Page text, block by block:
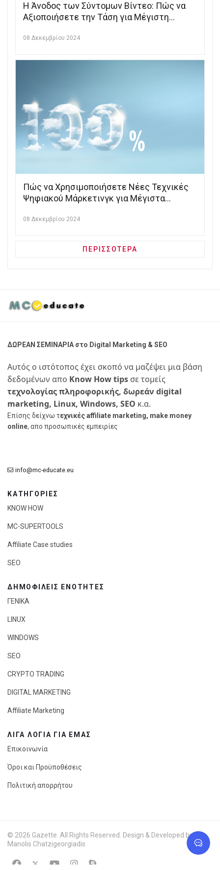
Η Άνοδος των Σύντομων Βίντεο: Πώς να
Αξιοποιήσετε την Τάση για Μέγιστη
08 Δεκεμβρίου 2024
Πώς να Χρησιμοποιήσετε Νέες Τεχνικές
Ψηφιακού Μάρκετινγκ για Μέγιστα
08 Δεκεμβρίου 2024
ΠΕΡΙΣΣΟΤΕΡΑ
ΔΩΡΕΑΝ ΣΕΜΙΝΑΡΙΑ στο Digital Marketing & SEO
Αυτός ο ιστότοπος έχει σκοπό να μαζέψει μια βάση
δεδομένων απο Know How tips σε τομείς
τεχνολογίας πληροφορικής, δωρεάν digital
marketing, Linux, Windows, SEO κ.α.
Επίσης δείχνω τεχνικές affiliate marketing, make money
online, απο προσωπικές εμπειρίες
info@mc-educate.eu
ΚΑΤΗΓΟΡΙΕΣ
KNOW HOW
MC-SUPERTOOLS
Affiliate Case studies
SEO
ΔΗΜΟΦΙΛΕΊΣ ΕΝΌΤΗΤΕΣ
ΓΕΝΙΚΑ
LINUX
WINDOWS
SEO
CRYPTO TRADING
DIGITAL MARKETING
Affiliate Marketing
ΛΊΓΑ ΛΌΓΙΑ ΓΙΑ ΕΜΆΣ
Επικοινωνία
Όροι και Προϋποθέσεις
Πολιτική απορρήτου
© 2026 Gazette. All Rights Reserved. Design & Developed by
Manolis Chatzigeorgiadis